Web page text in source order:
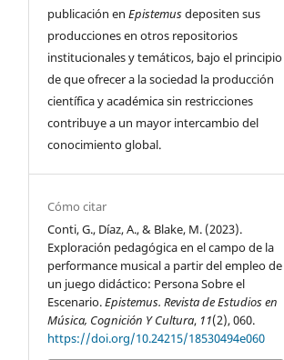
publicación enEpistemusdepositen sus
producciones en otros repositorios
institucionales y temáticos, bajo el principio
de que ofrecer a la sociedad la producción
científica y académica sin restricciones
contribuye a un mayor intercambio del
conocimiento global.
Cómo citar
Conti, G., Díaz, A., & Blake, M. (2023).
Exploración pedagógica en el campo de la
performance musical a partir del empleo de
un juego didáctico: Persona Sobre el
Escenario.Epistemus. Revista de Estudios en
Música, Cognición Y Cultura, 11(2), 060.
https://doi.org/10.24215/18530494e060